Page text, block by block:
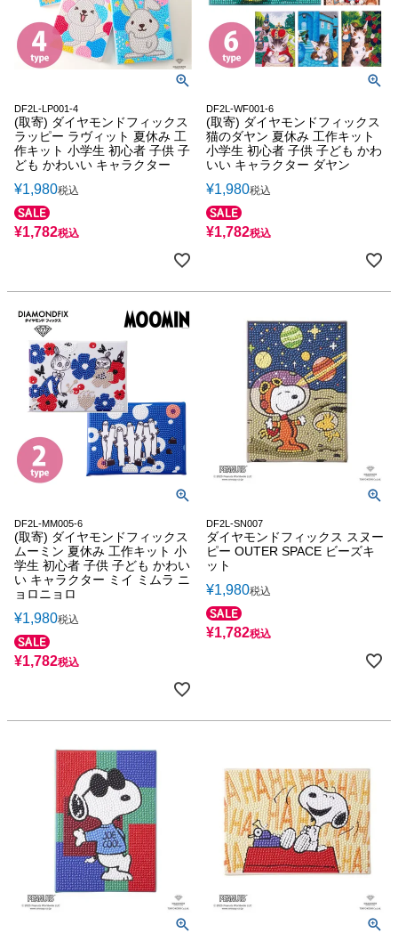
DF2L-LP001-4
(取寄) ダイヤモンドフィックス
ラッピー ラヴィット 夏休み 工
作キット 小学生 初心者 子供 子
ども かわいい キャラクター
¥1,980税込
¥1,782税込
DF2L-WF001-6
(取寄) ダイヤモンドフィックス
猫のダヤン 夏休み 工作キット
小学生 初心者 子供 子ども かわ
いい キャラクター ダヤン
¥1,980税込
¥1,782税込
DF2L-MM005-6
(取寄) ダイヤモンドフィックス
ムーミン 夏休み 工作キット 小
学生 初心者 子供 子ども かわい
い キャラクター ミイ ミムラ ニ
ョロニョロ
¥1,980税込
¥1,782税込
DF2L-SN007
ダイヤモンドフィックス スヌー
ピー OUTER SPACE ビーズキ
ット
¥1,980税込
¥1,782税込